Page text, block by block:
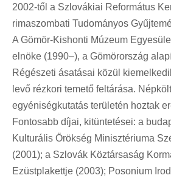
2002-től a Szlovákiai Református
rimaszombati Tudományos
A Gömör-Kishonti Múzeum
elnöke (1990–), a Gömörország
Régészeti ásatásai közül
levő rézkori temető feltárása.
egyéniségkutatás területén hoztak
Fontosabb díjai, kitüntetései: a
Kulturális Örökség Minisztériuma
(2001); a Szlovák Köztársaság
Ezüstplakettje (2003); Posonium